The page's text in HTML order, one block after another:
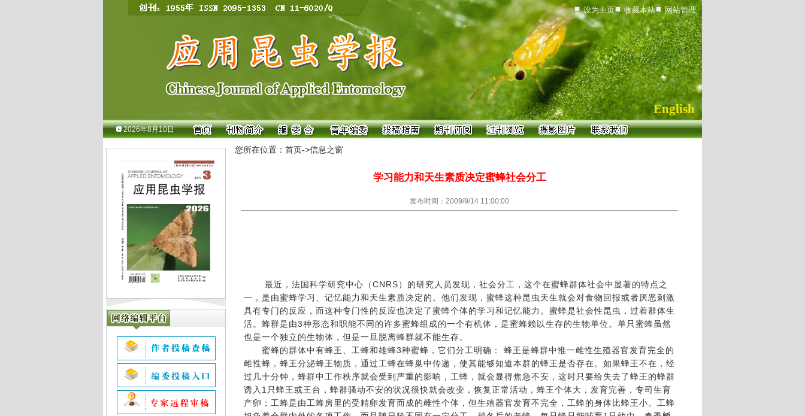
设为主页 收藏本站 网站管理
English
2026年8月10日
您所在位置：首页->信息之窗
学习能力和天生素质决定蜜蜂社会分工
发布时间：2009/9/14 11:00:00
最近，法国科学研究中心（CNRS）的研究人员发现，社会分工，这个在蜜蜂群体社会中显著的特点之
一，是由蜜蜂学习、记忆能力和天生素质决定的。他们发现，蜜蜂这种昆虫天生就会对食物回报或者厌恶刺激
具有专门的反应，而这种专门性的反应也决定了蜜蜂个体的学习和记忆能力。蜜蜂是社会性昆虫，过着群体生
活。蜂群是由3种形态和职能不同的许多蜜蜂组成的一个有机体，是蜜蜂赖以生存的生物单位。单只蜜蜂虽然
也是一个独立的生物体，但是一旦脱离蜂群就不能生存。
蜜蜂的群体中有蜂王、工蜂和雄蜂3种蜜蜂，它们分工明确： 蜂王是蜂群中惟一雌性生殖器官发育完全的
雌性蜂，蜂王分泌蜂王物质，通过工蜂在蜂巢中传递，使其能够知道本群的蜂王是否存在。如果蜂王不在，经
过几十分钟，蜂群中工作秩序就会受到严重的影响，工蜂，就会显得焦急不安，这时只要给失去了蜂王的蜂群
诱入1只蜂王或王台，蜂群骚动不安的状况很快就会改变，恢复正常活动，蜂王个体大，发育完善，专司生育
产卵；工蜂是由工蜂房里的受精卵发育而成的雌性个体，但生殖器官发育不完全，工蜂的身体比蜂王小。工蜂